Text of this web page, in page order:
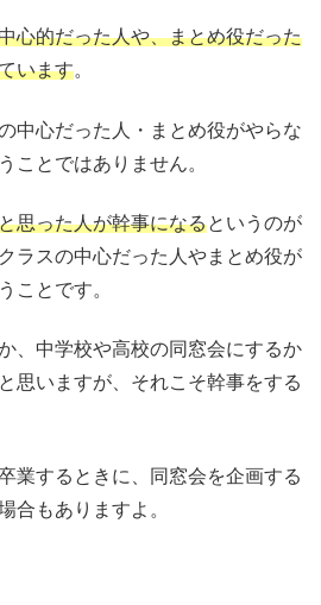
心的だった人や、まとめ役だった
います。
中心だった人・まとめ役がやらな
ことではありません。
思った人が幹事になるというのが
ラスの中心だった人やまとめ役が
ことです。
、中学校や高校の同窓会にするか
思いますが、それこそ幹事をする
業するときに、同窓会を企画する
合もありますよ。